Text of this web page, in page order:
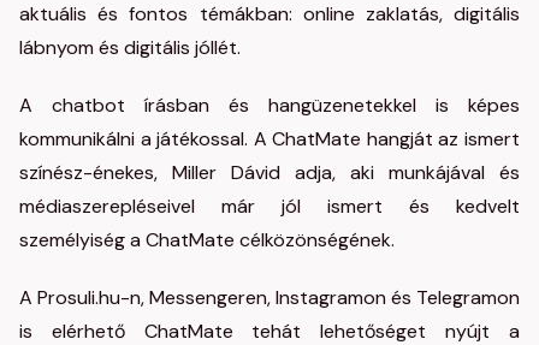
aktuális és fontos témákban: online zaklatás, digitális
lábnyom és digitális jóllét.
A chatbot írásban és hangüzenetekkel is képes
kommunikálni a játékossal. A ChatMate hangját az ismert
színész-énekes, Miller Dávid adja, aki munkájával és
médiaszerepléseivel már jól ismert és kedvelt
személyiség a ChatMate célközönségének.
A Prosuli.hu-n, Messengeren, Instagramon és Telegramon
is elérhető ChatMate tehát lehetőséget nyújt a